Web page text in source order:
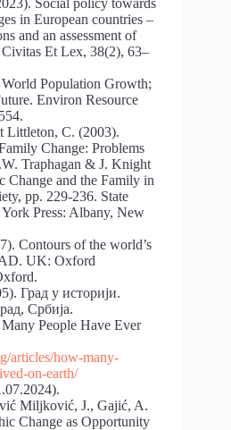
Social policy towards
in European countries –
and an assessment of
Et Lex, 38(2), 63–
Population Growth;
Environ Resource
Littleton, C. (2003).
Change: Problems
Traphagan & J. Knight
Change and the Family in
pp. 229-236. State
Press: Albany, New
Contours of the world’s
UK: Oxford
Град у историји.
Србија.
People Have Ever
articles/how-many-
on-earth/
Miljković, J., Gajić, A.
Change as Opportunity